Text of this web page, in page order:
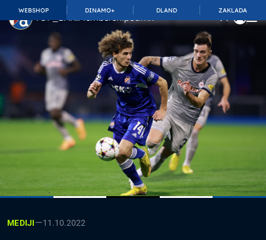
WEBSHOP DINAMO+ DLAND ZAKLADA
TOP_BAR.MembershipSuffix
MEDIJI—11.10.2022